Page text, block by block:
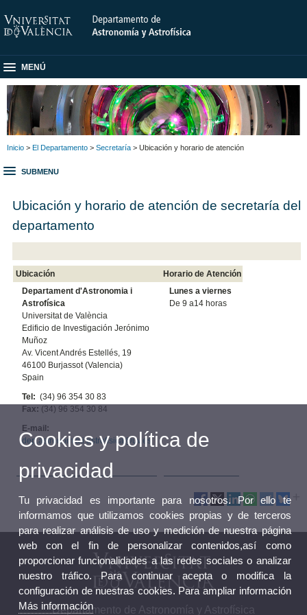
MENÚ
Inicio > El Departamento > Secretaría > Ubicación y horario de atención
SUBMENU
Ubicación y horario de atención de secretaría del
departamento
Ubicación
Horario de Atención
Departament d'Astronomia i
Astrofísica
Universitat de València
Edificio de Investigación Jerónimo
Muñoz
Av. Vicent Andrés Estellés, 19
46100 Burjassot (Valencia)
Spain
Tel: (34) 96 354 30 83
Fax: (34) 96 354 30 84
E-mail:
dep.astronomia.i.astrofisica@uv.es
Lunes a viernes
De 9 a14 horas
Departamento de Astronomía y Astrofísica
Cookies y política de
privacidad
Tu privacidad es importante para nosotros. Por ello te
informamos que utilizamos cookies propias y de terceros
para realizar análisis de uso y medición de nuestra página
web con el fin de personalizar contenidos,así como
proporcionar funcionalidades a las redes sociales o analizar
nuestro tráfico. Para continuar acepta o modifica la
configuración de nuestras cookies. Para ampliar información
Más información